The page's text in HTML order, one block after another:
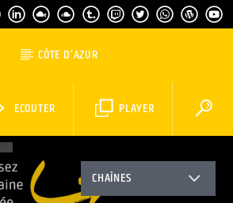
CÔTE D’AZUR
PLAYER
ECOUTER
CHAÎNES